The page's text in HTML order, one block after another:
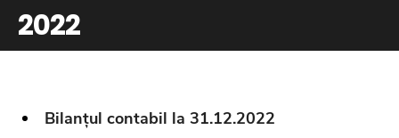
2022
Bilanțul contabil la 31.12.2022